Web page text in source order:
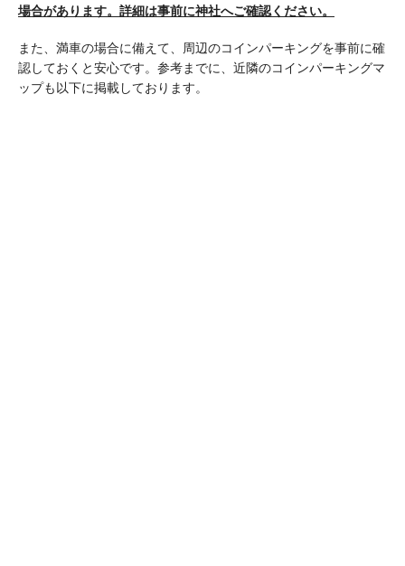
場合があります。詳細は事前に神社へご確認ください。
また、満車の場合に備えて、周辺のコインパーキングを事前に確
認しておくと安心です。参考までに、近隣のコインパーキングマ
ップも以下に掲載しております。